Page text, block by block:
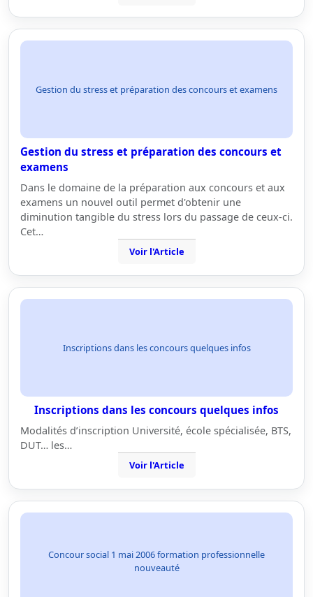
Gestion du stress et préparation des concours et examens
Gestion du stress et préparation des concours et
examens
Dans le domaine de la préparation aux concours et aux
examens un nouvel outil permet d'obtenir une
diminution tangible du stress lors du passage de ceux-ci.
Cet…
Voir l'Article
Inscriptions dans les concours quelques infos
Inscriptions dans les concours quelques infos
Modalités d’inscription Université, école spécialisée, BTS,
DUT… les…
Voir l'Article
Concour social 1 mai 2006 formation professionnelle
nouveauté